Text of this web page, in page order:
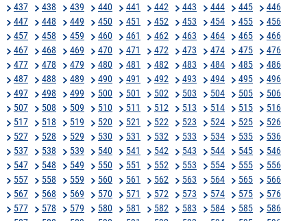
437
438 439 440 441 442 443 444 445
446
447
448 449 450 451 452 453 454 455
456
457
458 459 460 461 462 463 464 465
466
467
468 469 470 471 472 473 474 475
476
477
478 479 480 481 482 483 484 485
486
487
488 489 490 491 492 493 494 495
496
497
498 499 500 501 502 503 504 505
506
507
508 509 510 511 512 513 514 515
516
517
518 519 520 521 522 523 524 525
526
527
528 529 530 531 532 533 534 535
536
537
538 539 540 541 542 543 544 545
546
547
548 549 550 551 552 553 554 555
556
557
558 559 560 561 562 563 564 565
566
567
568 569 570 571 572 573 574 575
576
577
578 579 580 581 582 583 584 585
586